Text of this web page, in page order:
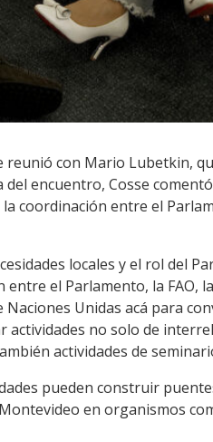
reunió con Mario Lubetkin,
encuentro, Cosse
coordinación entre el
locales y el rol del
el Parlamento, la FAO,
Unidas acá para
no solo de
actividades de
pueden construir
en organismos